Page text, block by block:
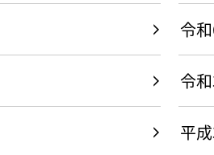
令
令
平